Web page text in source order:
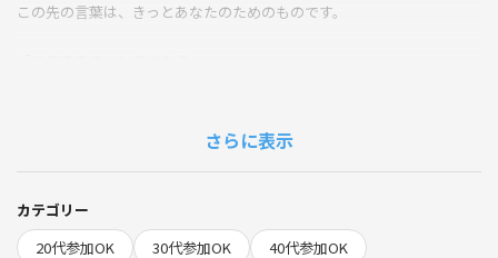
この先の言葉は、きっとあなたのためのものです。
仕事も、生活も、そこそこ順調。
「このまま、10年後も同じ毎日を繰り返しているのかな？」
「本当にやりたいことって、なんだったっけ？」
さらに表示
カテゴリー
20代参加OK
30代参加OK
40代参加OK